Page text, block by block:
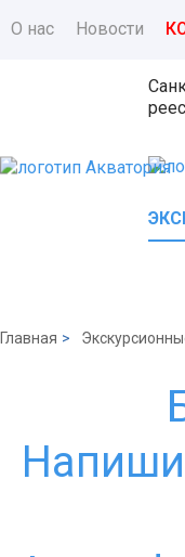
О нас Новости
Главная >